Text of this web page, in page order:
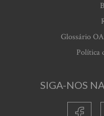
Glossário
Política
SIGA-NOS